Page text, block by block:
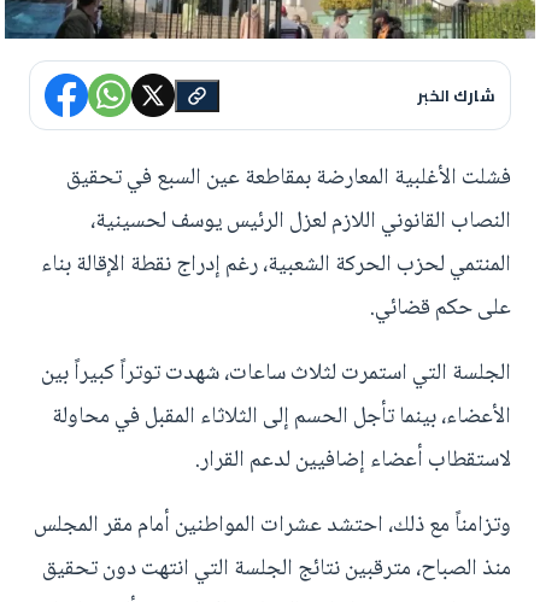
شارك الخبر
فشلت الأغلبية المعارضة بمقاطعة عين السبع في تحقيق
النصاب القانوني اللازم لعزل الرئيس يوسف لحسينية،
المنتمي لحزب الحركة الشعبية، رغم إدراج نقطة الإقالة بناء
على حكم قضائي.
الجلسة التي استمرت لثلاث ساعات، شهدت توتراً كبيراً بين
الأعضاء، بينما تأجل الحسم إلى الثلاثاء المقبل في محاولة
لاستقطاب أعضاء إضافيين لدعم القرار.
وتزامناً مع ذلك، احتشد عشرات المواطنين أمام مقر المجلس
منذ الصباح، مترقبين نتائج الجلسة التي انتهت دون تحقيق